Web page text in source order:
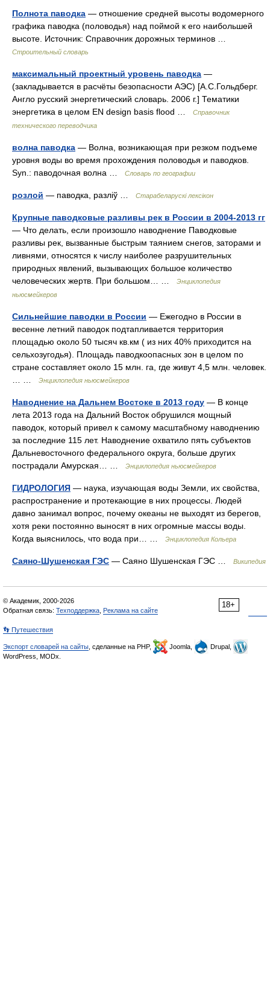
Полнота паводка — отношение средней высоты водомерного
графика паводка (половодья) над поймой к его наибольшей
высоте. Источник: Справочник дорожных терминов …
Строительный словарь
максимальный проектный уровень паводка —
(закладывается в расчёты безопасности АЭС) [А.С.Гольдберг.
Англо русский энергетический словарь. 2006 г.] Тематики
энергетика в целом EN design basis flood …
Справочник
технического переводчика
волна паводка — Волна, возникающая при резком подъеме
уровня воды во время прохождения половодья и паводков.
Syn.: паводочная волна …
Словарь по географии
розлой — паводка, разліў … Старабеларускі лексікон
Крупные паводковые разливы рек в России в 2004-2013 гг
— Что делать, если произошло наводнение Паводковые
разливы рек, вызванные быстрым таянием снегов, заторами и
ливнями, относятся к числу наиболее разрушительных
природных явлений, вызывающих большое количество
человеческих жертв. При большом… …
Энциклопедия
ньюсмейкеров
Сильнейшие паводки в России — Ежегодно в России в
весенне летний паводок подтапливается территория
площадью около 50 тысяч кв.км ( из них 40% приходится на
сельхозугодья). Площадь паводкоопасных зон в целом по
стране составляет около 15 млн. га, где живут 4,5 млн. человек.
Энциклопедия ньюсмейкеров
Наводнение на Дальнем Востоке в 2013 году — В конце
лета 2013 года на Дальний Восток обрушился мощный
паводок, который привел к самому масштабному наводнению
за последние 115 лет. Наводнение охватило пять субъектов
Дальневосточного федерального округа, больше других
пострадали Амурская… …
Энциклопедия ньюсмейкеров
ГИДРОЛОГИЯ — наука, изучающая воды Земли, их свойства,
распространение и протекающие в них процессы. Людей
давно занимал вопрос, почему океаны не выходят из берегов,
хотя реки постоянно выносят в них огромные массы воды.
Когда выяснилось, что вода при… …
Энциклопедия Кольера
Саяно-Шушенская ГЭС — Саяно Шушенская ГЭС … Википедия
18+
© Академик, 2000-2026
Обратная связь: Техподдержка Реклама на сайте
👣 Путешествия
Экспорт словарей на сайты , сделанные на PHP, Joomla,
Drupal,
WordPress, MODx.